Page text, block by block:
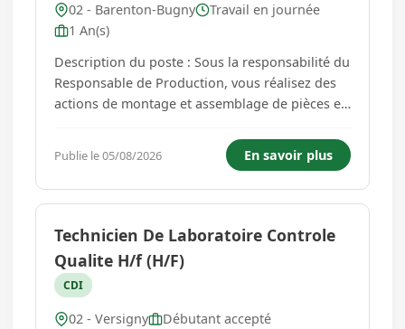
02 - Barenton-Bugny
Travail en journée
1 An(s)
Description du poste : Sous la responsabilité du
Responsable de Production, vous réalisez des
actions de montage et assemblage de pièces et
les sous-ensembles. Pour cela, vous êtes
amené(e) à Lire des plans techniques et des
fiches d'instruction...
Publie le 05/08/2026 En savoir plus
Technicien De Laboratoire Controle
Qualite H/f (H/F)
CDI
02 - Versigny
Débutant accepté